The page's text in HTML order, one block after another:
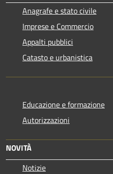
Anagrafe e stato civile
Imprese e Commercio
Appalti pubblici
Catasto e urbanistica
Educazione e formazione
Autorizzazioni
NOVITÀ
Notizie